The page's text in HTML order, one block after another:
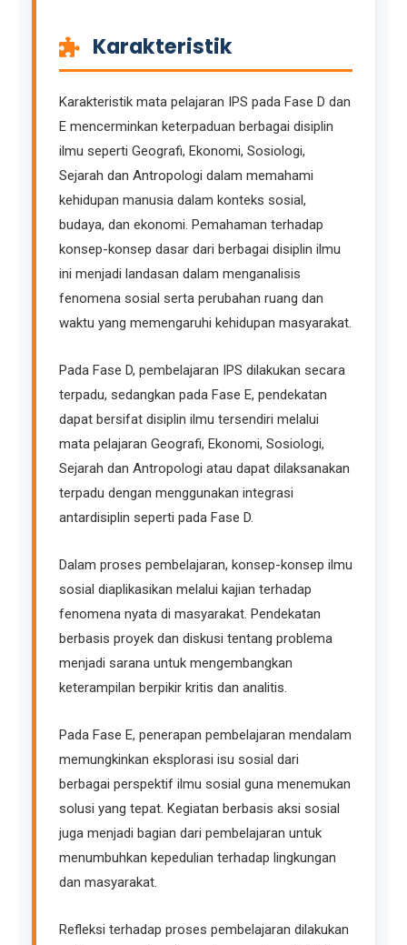
Karakteristik
Karakteristik mata pelajaran IPS pada Fase D dan
E mencerminkan keterpaduan berbagai disiplin
ilmu seperti Geografi, Ekonomi, Sosiologi,
Sejarah dan Antropologi dalam memahami
kehidupan manusia dalam konteks sosial,
budaya, dan ekonomi. Pemahaman terhadap
konsep-konsep dasar dari berbagai disiplin ilmu
ini menjadi landasan dalam menganalisis
fenomena sosial serta perubahan ruang dan
waktu yang memengaruhi kehidupan masyarakat.
Pada Fase D, pembelajaran IPS dilakukan secara
terpadu, sedangkan pada Fase E, pendekatan
dapat bersifat disiplin ilmu tersendiri melalui
mata pelajaran Geografi, Ekonomi, Sosiologi,
Sejarah dan Antropologi atau dapat dilaksanakan
terpadu dengan menggunakan integrasi
antardisiplin seperti pada Fase D.
Dalam proses pembelajaran, konsep-konsep ilmu
sosial diaplikasikan melalui kajian terhadap
fenomena nyata di masyarakat. Pendekatan
berbasis proyek dan diskusi tentang problema
menjadi sarana untuk mengembangkan
keterampilan berpikir kritis dan analitis.
Pada Fase E, penerapan pembelajaran mendalam
memungkinkan eksplorasi isu sosial dari
berbagai perspektif ilmu sosial guna menemukan
solusi yang tepat. Kegiatan berbasis aksi sosial
juga menjadi bagian dari pembelajaran untuk
menumbuhkan kepedulian terhadap lingkungan
dan masyarakat.
Refleksi terhadap proses pembelajaran dilakukan